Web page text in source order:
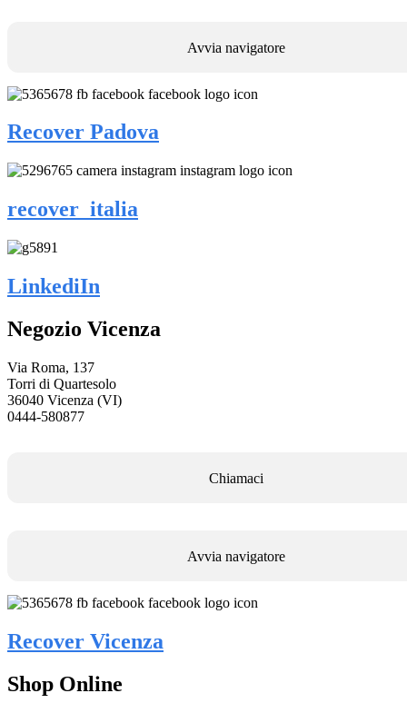
Avvia navigatore
Recover Padova
recover_italia
LinkediIn
Negozio Vicenza
Via Roma, 137
Torri di Quartesolo
36040 Vicenza (VI)
0444-580877
Chiamaci
Avvia navigatore
Recover Vicenza
Shop Online